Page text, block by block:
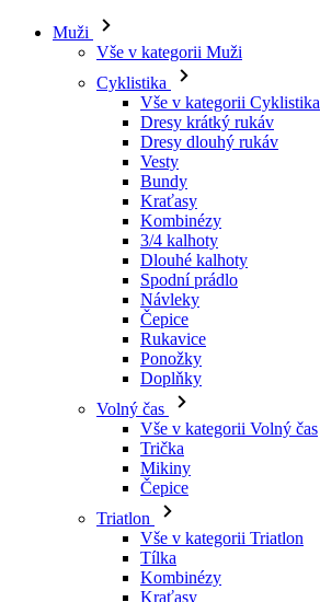
Muži
Vše v kategorii Muži
Cyklistika
Vše v kategorii Cyklistika
Dresy krátký rukáv
Dresy dlouhý rukáv
Vesty
Bundy
Kraťasy
Kombinézy
3/4 kalhoty
Dlouhé kalhoty
Spodní prádlo
Návleky
Čepice
Rukavice
Ponožky
Doplňky
Volný čas
Vše v kategorii Volný čas
Trička
Mikiny
Čepice
Triatlon
Vše v kategorii Triatlon
Tílka
Kombinézy
Kraťasy